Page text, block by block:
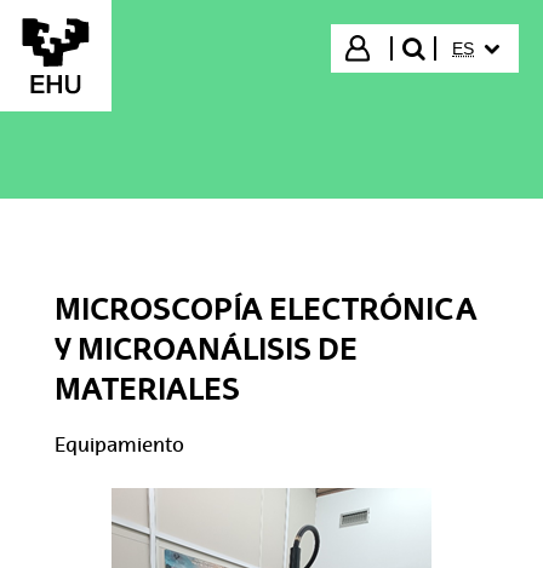
Saltar al contenido principal
Iniciar sesión
buscar"
ES
MICROSCOPÍA ELECTRÓNICA
Y MICROANÁLISIS DE
MATERIALES
Equipamiento